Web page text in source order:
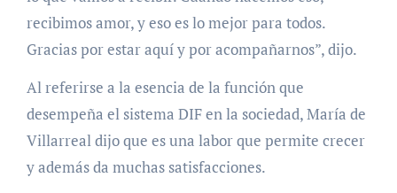
recibimos amor, y eso es lo mejor para todos.
Gracias por estar aquí y por acompañarnos”, dijo.
Al referirse a la esencia de la función que
desempeña el sistema DIF en la sociedad, María de
Villarreal dijo que es una labor que permite crecer
y además da muchas satisfacciones.